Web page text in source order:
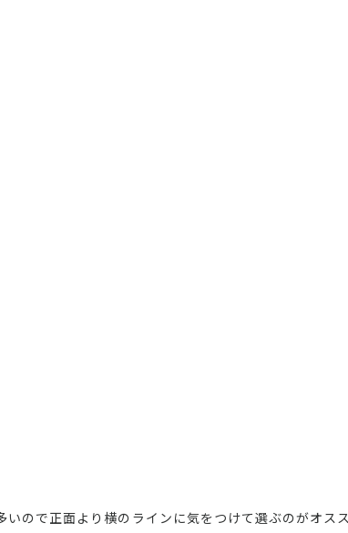
ので正面より横のラインに気をつけて選ぶのがオス